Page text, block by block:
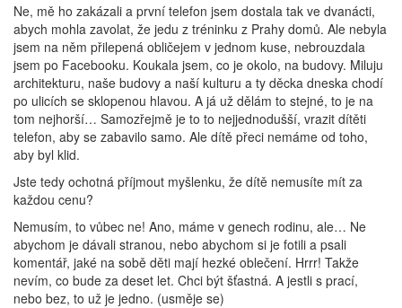
Ne, mě ho zakázali a první telefon jsem dostala tak ve dvanácti,
abych mohla zavolat, že jedu z tréninku z Prahy domů. Ale nebyla
jsem na něm přilepená obličejem v jednom kuse, nebrouzdala
jsem po Facebooku. Koukala jsem, co je okolo, na budovy. Miluju
architekturu, naše budovy a naší kulturu a ty děcka dneska chodí
po ulicích se sklopenou hlavou. A já už dělám to stejné, to je na
tom nejhorší… Samozřejmě je to to nejjednodušší, vrazit dítěti
telefon, aby se zabavilo samo. Ale dítě přeci nemáme od toho,
aby byl klid.
Jste tedy ochotná příjmout myšlenku, že dítě nemusíte mít za
každou cenu?
Nemusím, to vůbec ne! Ano, máme v genech rodinu, ale… Ne
abychom je dávali stranou, nebo abychom si je fotili a psali
komentář, jaké na sobě děti mají hezké oblečení. Hrrr! Takže
nevím, co bude za deset let. Chci být šťastná. A jestli s prací,
nebo bez, to už je jedno. (usměje se)